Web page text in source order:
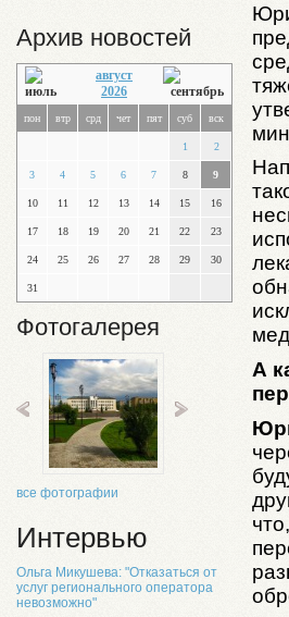
Архив новостей
август
2026
пон втр срд чет пят суб вск
1 2
3 4 5 6 7 8 9
10 11 12 13 14 15 16
17 18 19 20 21 22 23
24 25 26 27 28 29 30
31
Фотогалерея
все фотографии
Интервью
Ольга Микушева: "Отказаться от
услуг регионального оператора
невозможно"
А